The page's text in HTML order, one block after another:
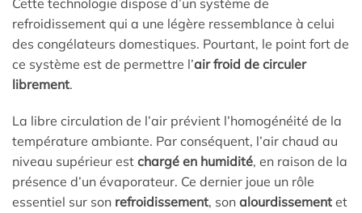
refroidissement qui a une légère ressemblance à celui
des congélateurs domestiques. Pourtant, le point fort de
ce système est de permettre l’air froid de circuler
librement.
La libre circulation de l’air prévient l’homogénéité de la
température ambiante. Par conséquent, l’air chaud au
niveau supérieur est chargé en humidité, en raison de la
présence d’un évaporateur. Ce dernier joue un rôle
essentiel sur son refroidissement, son alourdissement et